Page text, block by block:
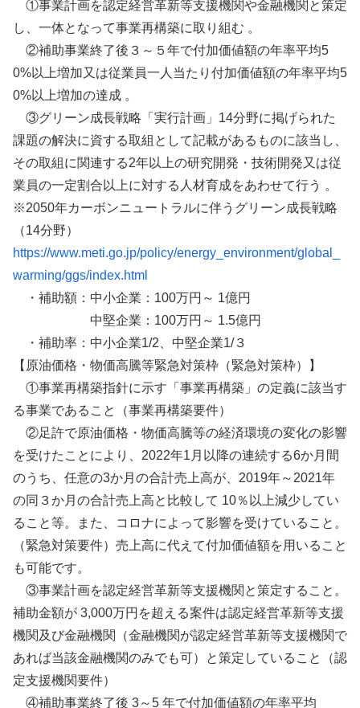
①事業計画を認定経営革新等支援機関や金融機関と策定
し、一体となって事業再構築に取り組む 。
②補助事業終了後３～５年で付加価値額の年率平均5
0%以上増加又は従業員一人当たり付加価値額の年率平均5
0%以上増加の達成 。
③グリーン成長戦略「実行計画」14分野に掲げられた
課題の解決に資する取組として記載があるものに該当し、
その取組に関連する2年以上の研究開発・技術開発又は従
業員の一定割合以上に対する人材育成をあわせて行う 。
※2050年カーボンニュートラルに伴うグリーン成長戦略
（14分野）
https://www.meti.go.jp/policy/energy_environment/global_
warming/ggs/index.html
・補助額：中小企業：100万円～ 1億円
中堅企業：100万円～ 1.5億円
・補助率：中小企業1/2、中堅企業1/３
【原油価格・物価高騰等緊急対策枠（緊急対策枠）】
①事業再構築指針に示す「事業再構築」の定義に該当す
る事業であること（事業再構築要件）
②足許で原油価格・物価高騰等の経済環境の変化の影響
を受けたことにより、2022年1月以降の連続する6か月間
のうち、任意の3か月の合計売上高が、2019年～2021年
の同３か月の合計売上高と比較して 10％以上減少してい
ること等。また、コロナによって影響を受けていること。
（緊急対策要件）売上高に代えて付加価値額を用いること
も可能です。
③事業計画を認定経営革新等支援機関と策定すること。
補助金額が 3,000万円を超える案件は認定経営革新等支援
機関及び金融機関（金融機関が認定経営革新等支援機関で
あれば当該金融機関のみでも可）と策定していること（認
定支援機関要件）
④補助事業終了後 3～5 年で付加価値額の年率平均